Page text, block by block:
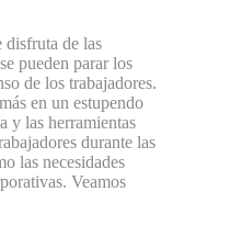
disfruta de las
pueden parar los
de los trabajadores.
en un estupendo
y las herramientas
durante las
las necesidades
Veamos